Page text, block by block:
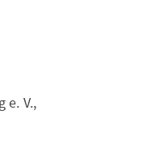
e. V.,